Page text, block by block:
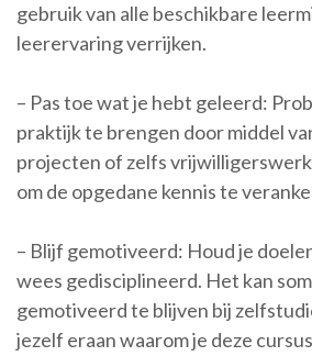
gebruik van alle beschikbare
leerervaring verrijken.
– Pas toe wat je hebt geleerd:
praktijk te brengen door middel
projecten of zelfs
om de opgedane kennis te
– Blijf gemotiveerd: Houd je
wees gedisciplineerd. Het kan
gemotiveerd te blijven bij
jezelf eraan waarom je deze